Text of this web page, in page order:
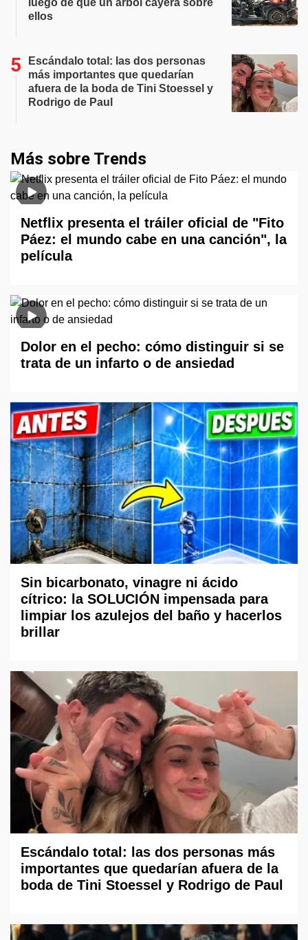
luego de que un árbol cayera sobre
ellos
Escándalo total: las dos personas
más importantes que quedarían
afuera de la boda de Tini Stoessel y
Rodrigo de Paul
Más sobre Trends
Netflix presenta el tráiler oficial de "Fito
Páez: el mundo cabe en una canción", la
película
Dolor en el pecho: cómo distinguir si se
trata de un infarto o de ansiedad
Sin bicarbonato, vinagre ni ácido
cítrico: la SOLUCIÓN impensada para
limpiar los azulejos del baño y hacerlos
brillar
Escándalo total: las dos personas más
importantes que quedarían afuera de la
boda de Tini Stoessel y Rodrigo de Paul